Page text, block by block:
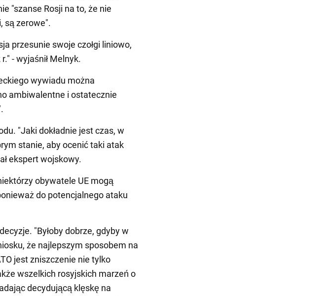
"szanse Rosji na to, że nie
są zerowe".
przesunie swoje czołgi liniowo,
- wyjaśnił Melnyk.
wywiadu można
ambiwalentne i ostatecznie
"Jaki dokładnie jest czas, w
stanie, aby ocenić taki atak
ekspert wojskowy.
obywatele UE mogą
do potencjalnego ataku
"Byłoby dobrze, gdyby w
że najlepszym sposobem na
jest zniszczenie nie tylko
wszelkich rosyjskich marzeń o
decydującą klęskę na